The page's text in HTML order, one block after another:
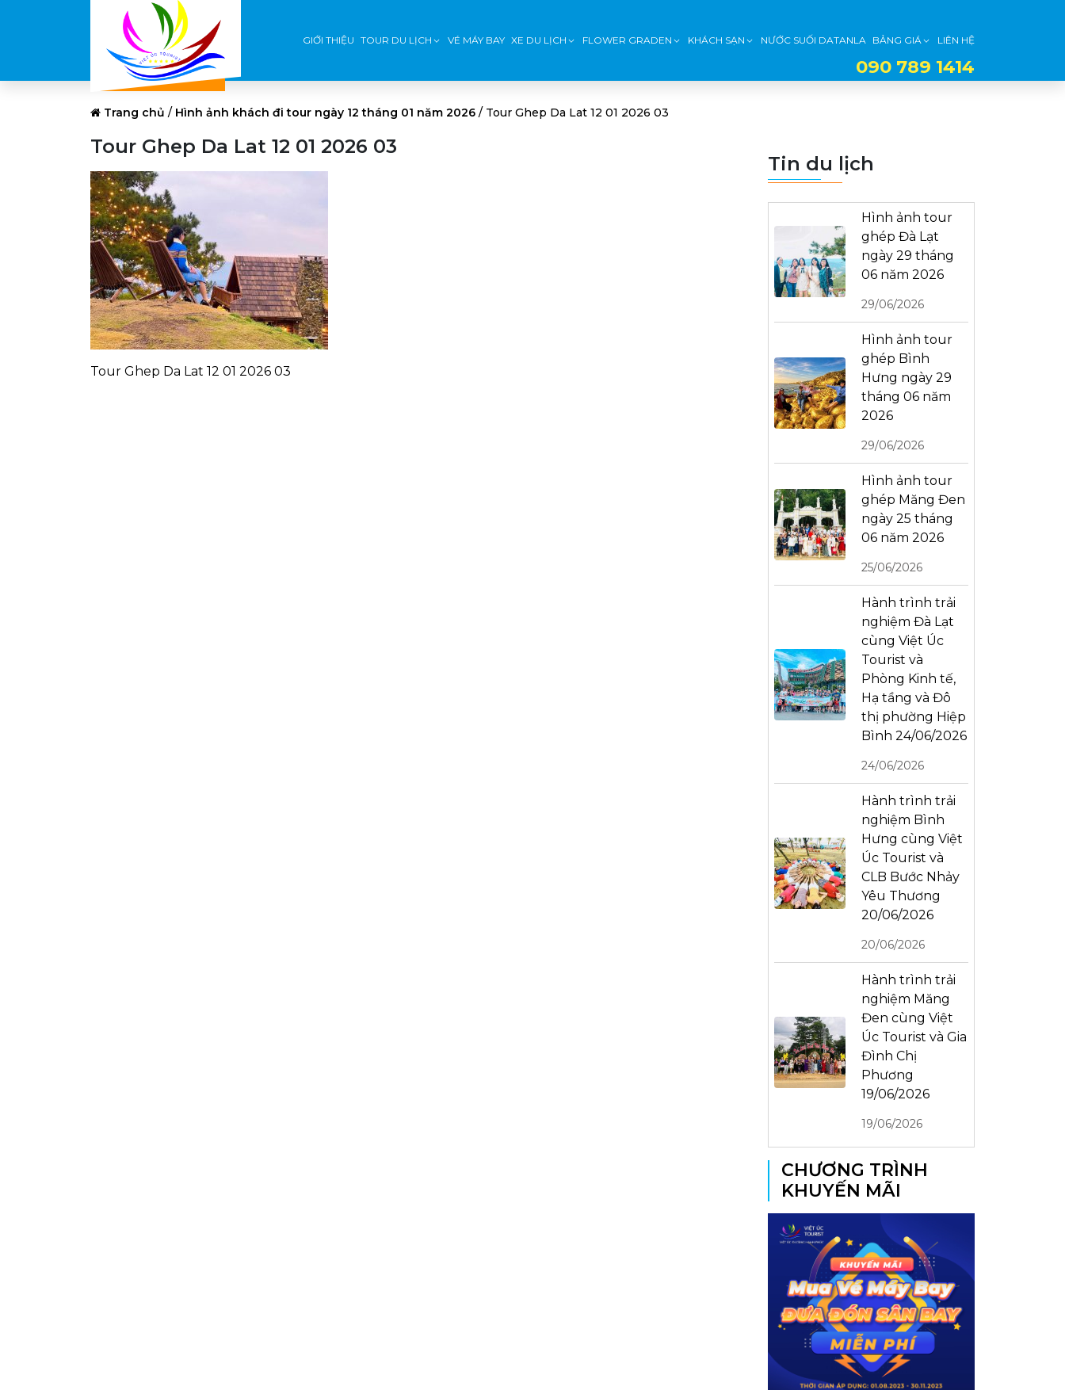
GIỚI THIỆU TOUR DU LỊCH VÉ MÁY BAY XE DU LỊCH FLOWER GRADEN KHÁCH SẠN NƯỚC SUỐI DATANLA BẢNG GIÁ LIÊN HỆ
090 789 1414
Trang chủ / Hình ảnh khách đi tour ngày 12 tháng 01 năm 2026 / Tour Ghep Da Lat 12 01 2026 03
Tour Ghep Da Lat 12 01 2026 03
Tour Ghep Da Lat 12 01 2026 03
Tin du lịch
Hình ảnh tour
ghép Đà Lạt
ngày 29 tháng
06 năm 2026
29/06/2026
Hình ảnh tour
ghép Bình
Hưng ngày 29
tháng 06 năm
2026
29/06/2026
Hình ảnh tour
ghép Măng Đen
ngày 25 tháng
06 năm 2026
25/06/2026
Hành trình trải
nghiệm Đà Lạt
cùng Việt Úc
Tourist và
Phòng Kinh tế,
Hạ tầng và Đô
thị phường Hiệp
Bình 24/06/2026
24/06/2026
Hành trình trải
nghiệm Bình
Hưng cùng Việt
Úc Tourist và
CLB Bước Nhảy
Yêu Thương
20/06/2026
20/06/2026
Hành trình trải
nghiệm Măng
Đen cùng Việt
Úc Tourist và Gia
Đình Chị
Phương
19/06/2026
19/06/2026
CHƯƠNG TRÌNH
KHUYẾN MÃI